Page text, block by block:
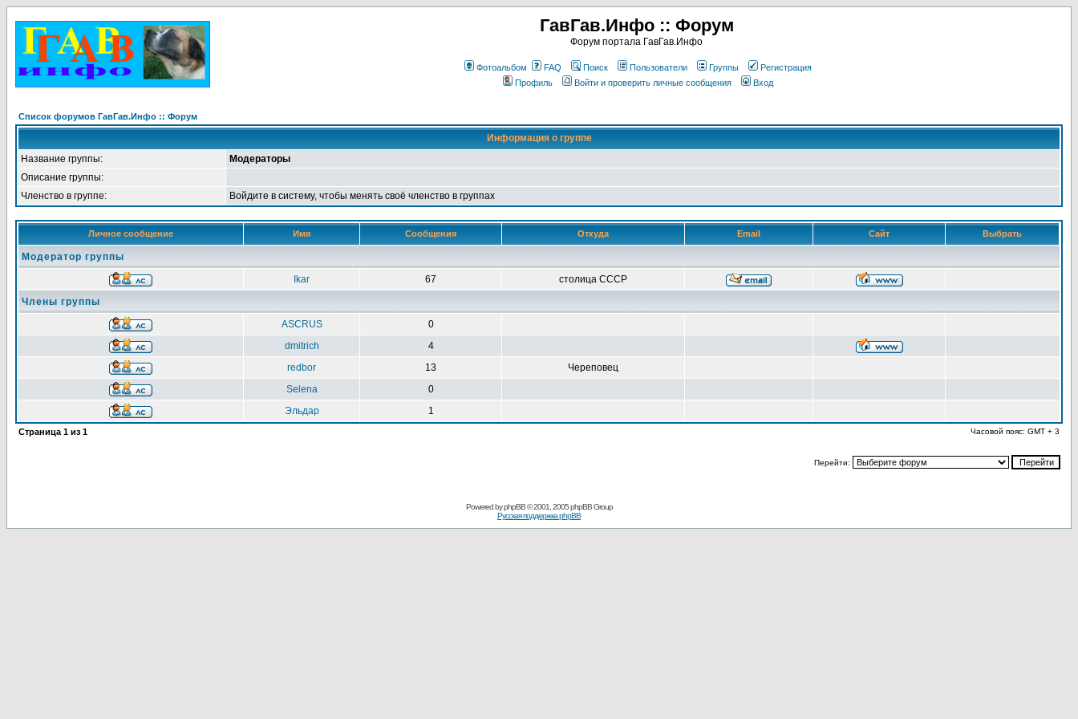
ГавГав.Инфо :: Форум
Форум портала ГавГав.Инфо
Фотоальбом FAQ Поиск Пользователи Группы
Регистрация
Профиль
Войти и проверить личные сообщения Вход
Список форумов ГавГав.Инфо :: Форум
Информация о группе
Название группы:
Модераторы
Описание группы:
Членство в группе:
Войдите в систему, чтобы менять своё членство в группах
Личное сообщение Имя Сообщения Откуда Email Сайт Выбрать
Модератор группы
Ikar
67
столица СССР
Члены группы
ASCRUS
0
dmitrich
4
redbor
13
Череповец
Selena
0
Эльдар
1
Страница 1 из 1 Часовой пояс: GMT + 3
Перейти:
Powered byphpBB© 2001, 2005 phpBB Group
Русская поддержка phpBB